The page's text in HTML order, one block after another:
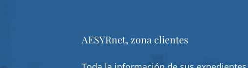
AESYRnet, zona clientes